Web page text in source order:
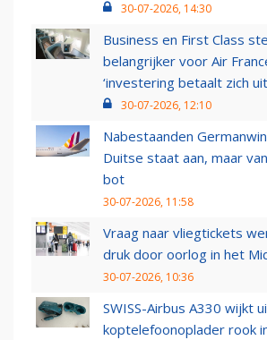
30-07-2026, 14:30
Business en First Class
belangrijker voor Air
‘investering betaalt zich
30-07-2026, 12:10
Nabestaanden
Duitse staat aan, maar
bot
30-07-2026, 11:58
Vraag naar vliegtickets
druk door oorlog in het
30-07-2026, 10:36
SWISS-Airbus A330 wijkt
koptelefoonoplader rook